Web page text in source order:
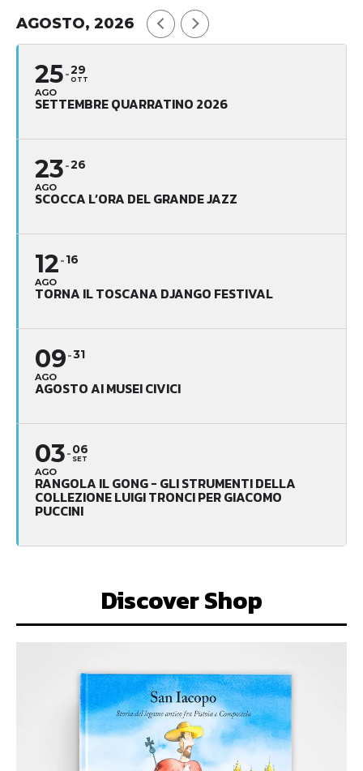
AGOSTO, 2026
25
AGO
29
OTT
SETTEMBRE QUARRATINO 2026
23
AGO
26
SCOCCA L’ORA DEL GRANDE JAZZ
12
AGO
16
TORNA IL TOSCANA DJANGO FESTIVAL
09
AGO
31
AGOSTO AI MUSEI CIVICI
03
AGO
06
SET
RANGOLA IL GONG - GLI STRUMENTI DELLA
COLLEZIONE LUIGI TRONCI PER GIACOMO
PUCCINI
Discover Shop